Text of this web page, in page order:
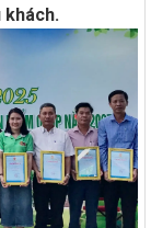
khách.